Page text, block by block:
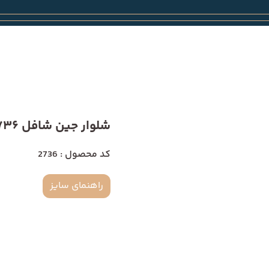
شلوار جین شافل 2736
کد محصول : 2736
راهنمای سایز